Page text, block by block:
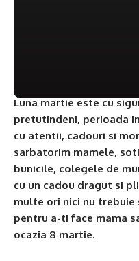
Luna martie este cu
pretutindeni, perioada
cu atentii, cadouri si
sarbatorim mamele,
bunicile, colegele de
cu un cadou dragut si
multe ori nici nu trebuie
pentru a-ti face mama
ocazia 8 martie.